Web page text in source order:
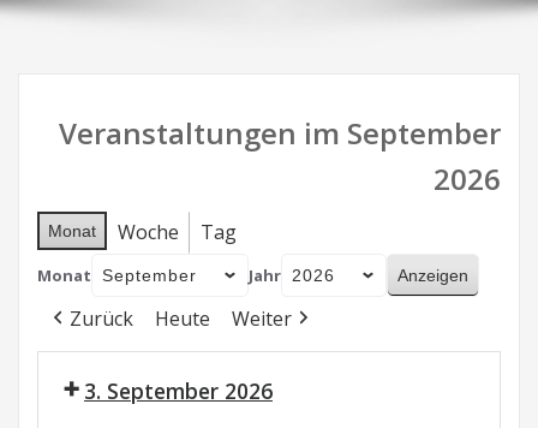
Veranstaltungen im September
2026
Monat Woche Tag
Monat Jahr
Zurück Heute Weiter
3. September 2026